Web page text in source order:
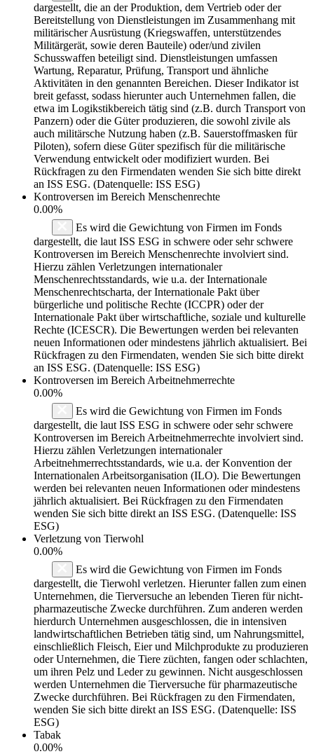
dargestellt, die an der Produktion, dem Vertrieb oder der
Bereitstellung von Dienstleistungen im Zusammenhang mit
militärischer Ausrüstung (Kriegswaffen, unterstützendes
Militärgerät, sowie deren Bauteile) oder/und zivilen
Schusswaffen beteiligt sind. Dienstleistungen umfassen
Wartung, Reparatur, Prüfung, Transport und ähnliche
Aktivitäten in den genannten Bereichen. Dieser Indikator ist
breit gefasst, sodass hierunter auch Unternehmen fallen, die
etwa im Logikstikbereich tätig sind (z.B. durch Transport von
Panzern) oder die Güter produzieren, die sowohl zivile als
auch militärsche Nutzung haben (z.B. Sauerstoffmasken für
Piloten), sofern diese Güter spezifisch für die militärische
Verwendung entwickelt oder modifiziert wurden. Bei
Rückfragen zu den Firmendaten wenden Sie sich bitte direkt
an ISS ESG. (Datenquelle: ISS ESG)
Kontroversen im Bereich Menschenrechte
0.00%
Es wird die Gewichtung von Firmen im Fonds
dargestellt, die laut ISS ESG in schwere oder sehr schwere
Kontroversen im Bereich Menschenrechte involviert sind.
Hierzu zählen Verletzungen internationaler
Menschenrechtsstandards, wie u.a. der Internationale
Menschenrechtscharta, der Internationale Pakt über
bürgerliche und politische Rechte (ICCPR) oder der
Internationale Pakt über wirtschaftliche, soziale und kulturelle
Rechte (ICESCR). Die Bewertungen werden bei relevanten
neuen Informationen oder mindestens jährlich aktualisiert. Bei
Rückfragen zu den Firmendaten, wenden Sie sich bitte direkt
an ISS ESG. (Datenquelle: ISS ESG)
Kontroversen im Bereich Arbeitnehmerrechte
0.00%
Es wird die Gewichtung von Firmen im Fonds
dargestellt, die laut ISS ESG in schwere oder sehr schwere
Kontroversen im Bereich Arbeitnehmerrechte involviert sind.
Hierzu zählen Verletzungen internationaler
Arbeitnehmerrechtsstandards, wie u.a. der Konvention der
Internationalen Arbeitsorganisation (ILO). Die Bewertungen
werden bei relevanten neuen Informationen oder mindestens
jährlich aktualisiert. Bei Rückfragen zu den Firmendaten
wenden Sie sich bitte direkt an ISS ESG. (Datenquelle: ISS
ESG)
Verletzung von Tierwohl
0.00%
Es wird die Gewichtung von Firmen im Fonds
dargestellt, die Tierwohl verletzen. Hierunter fallen zum einen
Unternehmen, die Tierversuche an lebenden Tieren für nicht-
pharmazeutische Zwecke durchführen. Zum anderen werden
hierdurch Unternehmen ausgeschlossen, die in intensiven
landwirtschaftlichen Betrieben tätig sind, um Nahrungsmittel,
einschließlich Fleisch, Eier und Milchprodukte zu produzieren
oder Unternehmen, die Tiere züchten, fangen oder schlachten,
um ihren Pelz und Leder zu gewinnen. Nicht ausgeschlossen
werden Unternehmen die Tierversuche für pharmazeutische
Zwecke durchführen. Bei Rückfragen zu den Firmendaten,
wenden Sie sich bitte direkt an ISS ESG. (Datenquelle: ISS
ESG)
Tabak
0.00%